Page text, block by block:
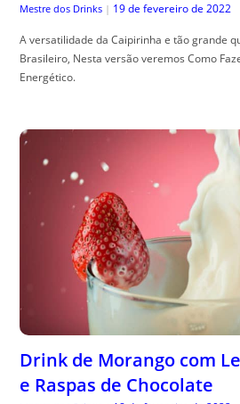
Mestre dos Drinks | 19 de fevereiro de 2022
A versatilidade da Caipirinha e tão grande
Brasileiro, Nesta versão veremos Como
Energético.
Drink de Morango com
e Raspas de Chocolate